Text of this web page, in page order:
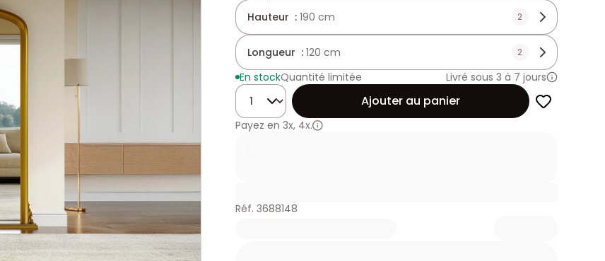
Hauteur : 190 cm 2
Longueur : 120 cm 2
En stockQuantité limitée
Livré sous 3 à 7 jours
Quantité
Ajouter au panier
Payez en 3x, 4x.
Réf. 3688148